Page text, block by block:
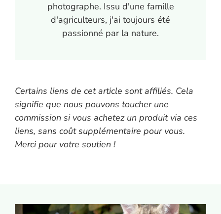
photographe. Issu d'une famille
d'agriculteurs, j'ai toujours été
passionné par la nature.
Certains liens de cet article sont affiliés. Cela
signifie que nous pouvons toucher une
commission si vous achetez un produit via ces
liens, sans coût supplémentaire pour vous.
Merci pour votre soutien !